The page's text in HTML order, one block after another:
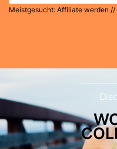
Meistgesucht: Affiliate werden //